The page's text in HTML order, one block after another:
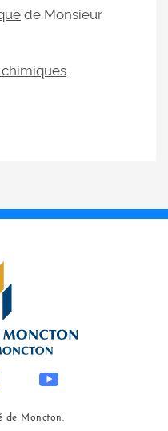
de Monsieur
de Moncton.